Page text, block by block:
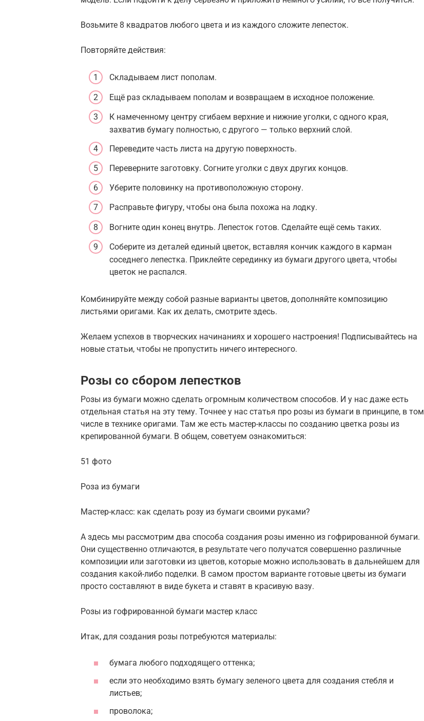
Возьмите 8 квадратов любого цвета и из каждого сложите лепесток.
Повторяйте действия:
Складываем лист пополам.
Ещё раз складываем пополам и возвращаем в исходное положение.
К намеченному центру сгибаем верхние и нижние уголки, с одного края,
захватив бумагу полностью, с другого — только верхний слой.
Переведите часть листа на другую поверхность.
Переверните заготовку. Согните уголки с двух других концов.
Уберите половинку на противоположную сторону.
Расправьте фигуру, чтобы она была похожа на лодку.
Вогните один конец внутрь. Лепесток готов. Сделайте ещё семь таких.
Соберите из деталей единый цветок, вставляя кончик каждого в карман
соседнего лепестка. Приклейте серединку из бумаги другого цвета, чтобы
цветок не распался.
Комбинируйте между собой разные варианты цветов, дополняйте композицию
листьями оригами. Как их делать, смотрите здесь.
Желаем успехов в творческих начинаниях и хорошего настроения! Подписывайтесь на
новые статьи, чтобы не пропустить ничего интересного.
Розы со сбором лепестков
Розы из бумаги можно сделать огромным количеством способов. И у нас даже есть
отдельная статья на эту тему. Точнее у нас статья про розы из бумаги в принципе, в том
числе в технике оригами. Там же есть мастер-классы по созданию цветка розы из
крепированной бумаги. В общем, советуем ознакомиться:
51 фото
Роза из бумаги
Мастер-класс: как сделать розу из бумаги своими руками?
А здесь мы рассмотрим два способа создания розы именно из гофрированной бумаги.
Они существенно отличаются, в результате чего получатся совершенно различные
композиции или заготовки из цветов, которые можно использовать в дальнейшем для
создания какой-либо поделки. В самом простом варианте готовые цветы из бумаги
просто составляют в виде букета и ставят в красивую вазу.
Розы из гофрированной бумаги мастер класс
Итак, для создания розы потребуются материалы:
бумага любого подходящего оттенка;
если это необходимо взять бумагу зеленого цвета для создания стебля и
листьев;
проволока;